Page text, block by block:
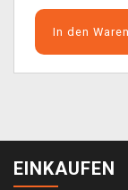
In den
EINKAUFEN